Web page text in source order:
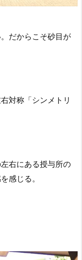
だからこそ砂目が
対称「シンメトリ
右にある授与所の
感じる。